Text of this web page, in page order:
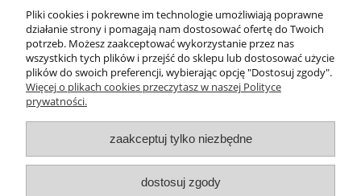
O firmie
(c)2015-2022 Sklep internetowy Higieniczny.pl - Ergonomia czystości:
Wyposażenie toalet publicznych (suszarka do rąk; dozownik mydła) oraz
łazienek dla osób niepełnosprawnych (poręcze i uchwyty). Wszelkie prawa
zastrzeżone. Zakaz kopiowania i powielania treści. Strona korzysta z plików
cookies. Zerknij na nasze forum i przeczytaj aktualne opinie. Nasz ranking
Dyson,EKAPLAST,Faneco,Warmtec,Starmix,Makoinstal(Simex),Fumagalli
,Tork,MOEL,BLOMUS
Pliki cookies i pokrewne im technologie umożliwiają poprawne
działanie strony i pomagają nam dostosować ofertę do Twoich
potrzeb. Możesz zaakceptować wykorzystanie przez nas
wszystkich tych plików i przejść do sklepu lub dostosować użycie
plików do swoich preferencji, wybierając opcję "Dostosuj zgody".
Więcej o plikach cookies przeczytasz w naszej Polityce
prywatności.
zaakceptuj tylko niezbędne
dostosuj zgody